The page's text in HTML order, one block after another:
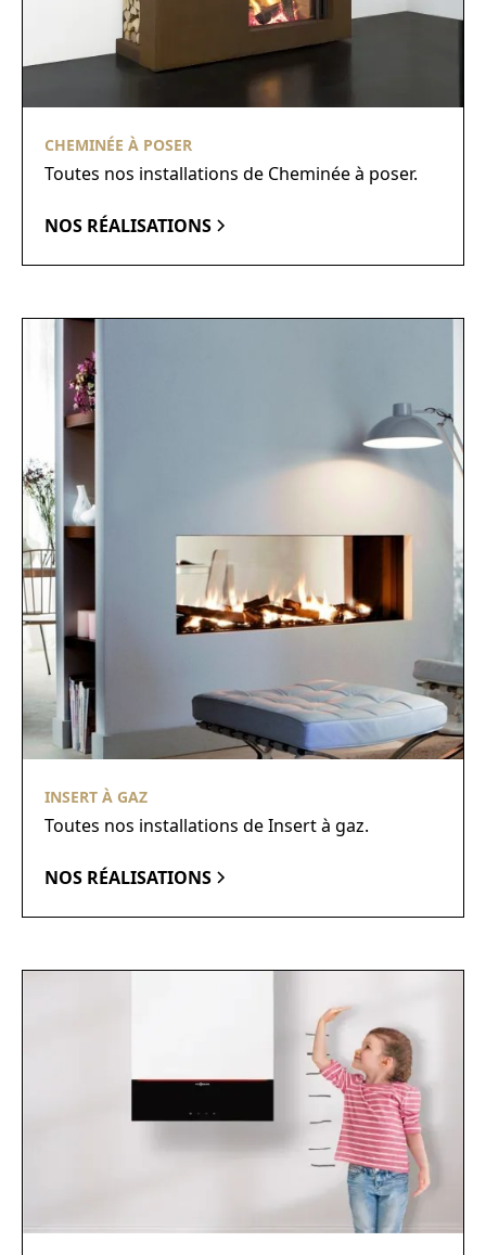
CHEMINÉE À POSER
Toutes nos installations de Cheminée à poser.
NOS RÉALISATIONS
INSERT À GAZ
Toutes nos installations de Insert à gaz.
NOS RÉALISATIONS